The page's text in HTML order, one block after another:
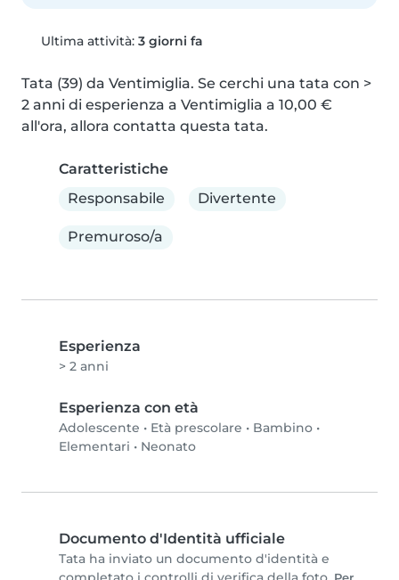
Ultima attività: 3 giorni fa
Tata (39) da Ventimiglia. Se cerchi una tata con >
2 anni di esperienza a Ventimiglia a 10,00 €
all'ora, allora contatta questa tata.
Caratteristiche
Responsabile
Divertente
Premuroso/a
Esperienza
> 2 anni
Esperienza con età
Adolescente • Età prescolare • Bambino •
Elementari • Neonato
Documento d'Identità ufficiale
Tata ha inviato un documento d'identità e